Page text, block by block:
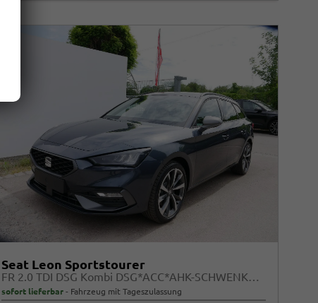
Seat Leon Sportstourer
FR 2.0 TDI DSG Kombi DSG*ACC*AHK-SCHWENKBAR*NAVI*RFK*FULL LINK*TRAVEL ASSIST*
sofort lieferbar Fahrzeug mit Tageszulassung